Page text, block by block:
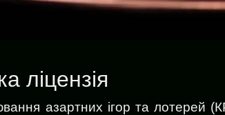
ліцензія
азартних ігор та лотерей